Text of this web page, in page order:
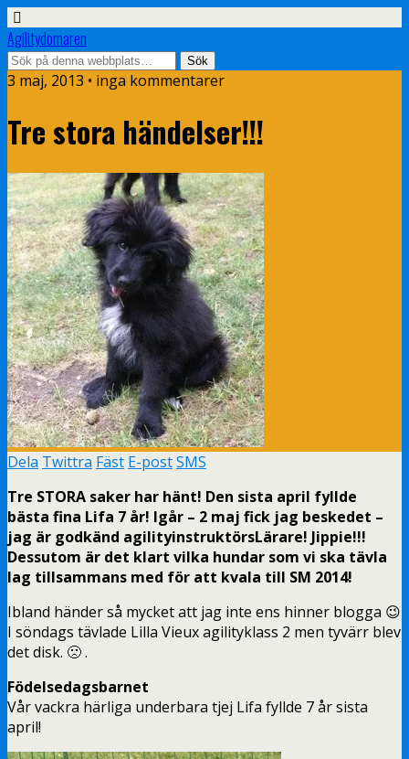
Agilitydomaren
3 maj, 2013 • inga kommentarer
Tre stora händelser!!!
Dela Twittra Fäst E-postSMS
Tre STORA saker har hänt! Den sista april fyllde
bästa fina Lifa 7 år! Igår – 2 maj fick jag beskedet –
jag är godkänd agilityinstruktörsLärare! Jippie!!!
Dessutom är det klart vilka hundar som vi ska tävla
lag tillsammans med för att kvala till SM 2014!
Ibland händer så mycket att jag inte ens hinner blogga 😉
I söndags tävlade Lilla Vieux agilityklass 2 men tyvärr blev
det disk. 🙁 .
Födelsedagsbarnet
Vår vackra härliga underbara tjej Lifa fyllde 7 år sista
april!